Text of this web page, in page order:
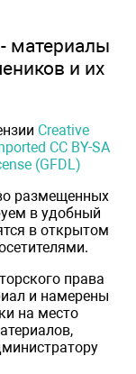
материалы
и их
Creative
CC BY-SA
(GFDL)
размещенных
в удобный
в открытом
права
и намерены
на место